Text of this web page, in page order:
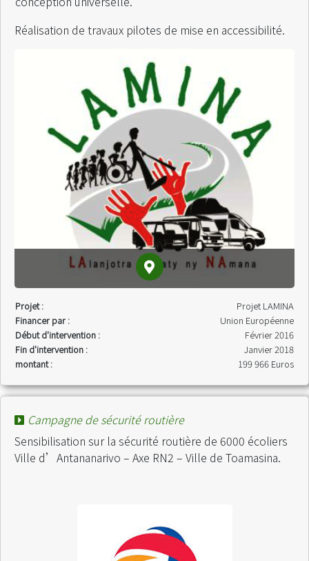
Réalisation de travaux pilotes de mise en accessibilité.
Projet :
Projet LAMINA
Financer par :
Union Européenne
Début d'intervention :
Février 2016
Fin d'intervention :
Janvier 2018
montant :
199 966 Euros
Campagne de sécurité routière
Sensibilisation sur la sécurité routière de 6000 écoliers
Ville d’Antananarivo – Axe RN2 – Ville de Toamasina.